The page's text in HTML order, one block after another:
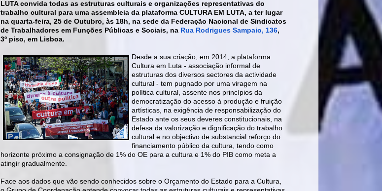
LUTA convida todas as estruturas culturais e organizações representativas do
trabalho cultural para uma assembleia da plataforma CULTURA EM LUTA, a ter lugar
na quarta-feira, 25 de Outubro, às 18h, na sede da Federação Nacional de Sindicatos
de Trabalhadores em Funções Públicas e Sociais, na Rua Rodrigues Sampaio, 136,
3º piso, em Lisboa.
Desde a sua criação, em 2014, a plataforma
Cultura em Luta - associação informal de
estruturas dos diversos sectores da actividade
cultural - tem pugnado por uma viragem na
política cultural, assente nos princípios da
democratização do acesso à produção e fruição
artísticas, na exigência de responsabilização do
Estado ante os seus deveres constitucionais, na
defesa da valorização e dignificação do trabalho
cultural e no objectivo de substancial reforço do
financiamento público da cultura, tendo como
horizonte próximo a consignação de 1% do OE para a cultura e 1% do PIB como meta a
atingir gradualmente.
Face aos dados que vão sendo conhecidos sobre o Orçamento do Estado para a Cultura,